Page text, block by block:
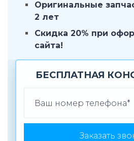
Оригинальные
2 лет
Скидка 20% при
сайта!
БЕСПЛАТНАЯ
Заказать